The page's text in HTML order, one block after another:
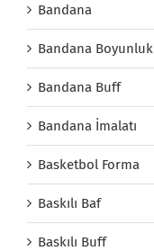
Bandana
Bandana Boyunluk
Bandana Buff
Bandana İmalatı
Basketbol Forma
Baskılı Baf
Baskılı Buff